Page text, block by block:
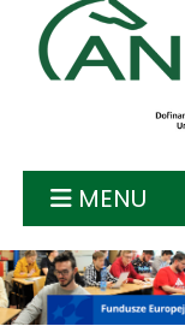
głównej
strony
MENU